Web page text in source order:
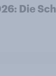
Die